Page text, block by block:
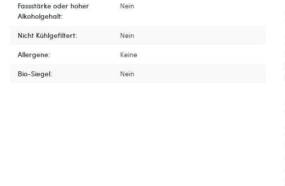
Fassstärke oder hoher
Alkoholgehalt:
Nein
Nicht Kühlgefiltert:
Nein
Allergene:
Keine
Bio-Siegel:
Nein